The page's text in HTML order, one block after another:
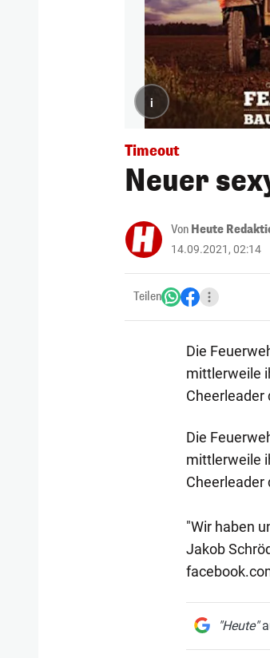
i
Timeout
Neuer
Von Heute
14.09.2021, 02:14
Teilen
Die
mittlerweile
Cheerleader
Die
mittlerweile
Cheerleader
"Wir haben
Jakob
"Heute"